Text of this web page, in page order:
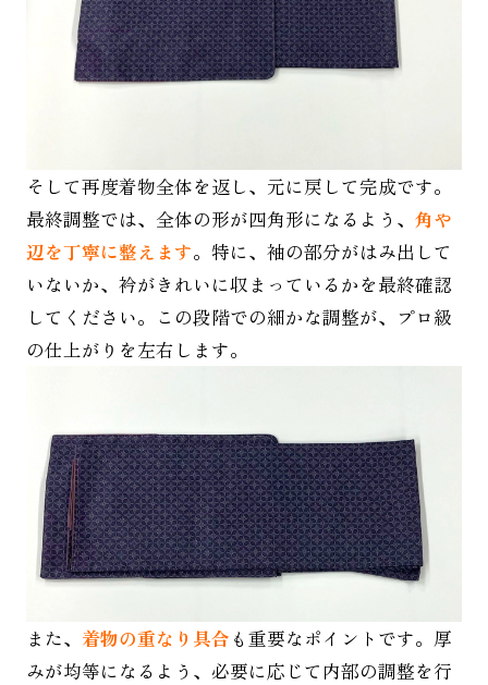
そして再度着物全体を返し、元に戻して完成です。
最終調整では、全体の形が四角形になるよう、 角や
辺を丁寧に整えます。特に、袖の部分がはみ出して
いないか、衿がきれいに収まっているかを最終確認
してください。この段階での細かな調整が、プロ級
の仕上がりを左右します。
また、 着物の重なり具合 も重要なポイントです。厚
みが均等になるよう、必要に応じて内部の調整を行